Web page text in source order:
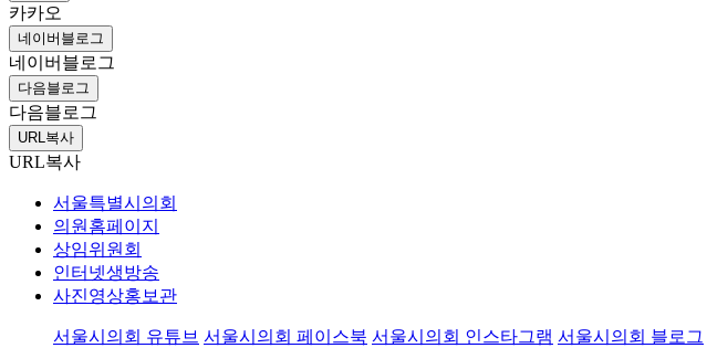
카카오
네이버블로그
네이버블로그
다음블로그
다음블로그
URL복사
URL복사
서울특별시의회
의원홈페이지
상임위원회
인터넷생방송
사진영상홍보관
서울시의회 유튜브 서울시의회 페이스북 서울시의회 인스타그램 서울시의회 블로그